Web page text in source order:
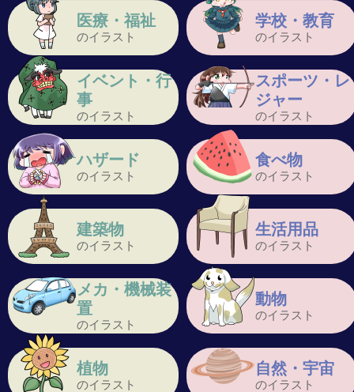
医療・福祉
のイラスト
学校・教育
のイラスト
イベント・行
事
のイラスト
スポーツ・レ
ジャー
のイラスト
ハザード
のイラスト
食べ物
のイラスト
建築物
のイラスト
生活用品
のイラスト
メカ・機械装
置
のイラスト
動物
のイラスト
植物
のイラスト
自然・宇宙
のイラスト